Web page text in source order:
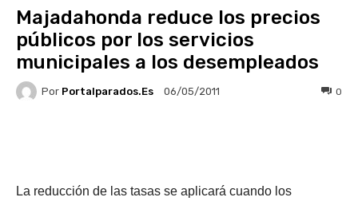
Majadahonda reduce los precios
públicos por los servicios
municipales a los desempleados
Por Portalparados.es 06/05/2011 0
La reducción de las tasas se aplicará cuando los